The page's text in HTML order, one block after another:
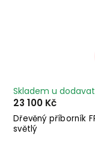
Dřevěný příborník
světlý
Skladem u
23 100 Kč